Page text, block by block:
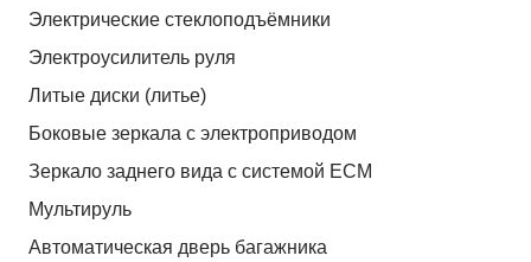
Электрические стеклоподъёмники
Электроусилитель руля
Литые диски (литье)
Боковые зеркала с электроприводом
Зеркало заднего вида с системой ЕСМ
Мультируль
Автоматическая дверь багажника